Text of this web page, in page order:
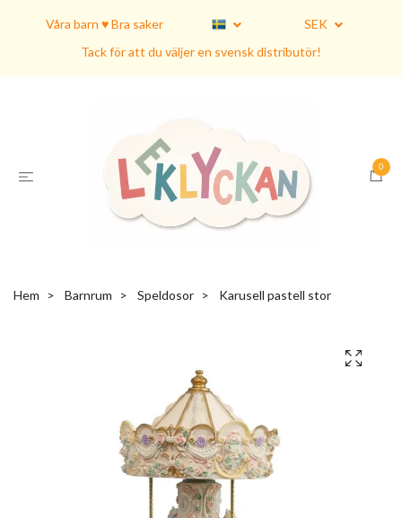
Våra barn ♥ Bra saker
SEK
Tack för att du väljer en svensk distributör!
0
Hem Barnrum Speldosor Karusell pastell stor